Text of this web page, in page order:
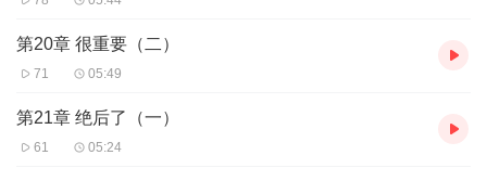
第20章 很重要（二）
71 05:49
第21章 绝后了（一）
61 05:24